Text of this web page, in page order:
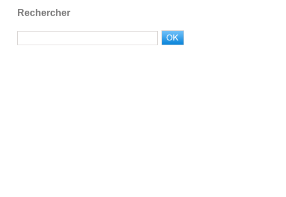
Rechercher